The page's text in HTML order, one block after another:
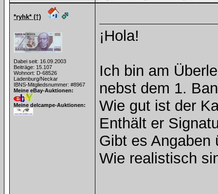
*ryhk* (†)
Dabei seit: 16.09.2003
Beiträge: 15.107
Wohnort: D-68526
Ladenburg/Neckar
IBNS-Mitgliedsnummer: #8967
Meine eBay-Auktionen:
Meine delcampe-Auktionen:
¡Hola!
Ich bin am
nebst dem 1.
Wie gut ist der
Enthält er
Gibt es Angaben
Wie realistisch